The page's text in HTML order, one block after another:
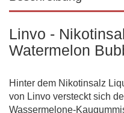
Linvo -
Watermelon
Hinter dem Nikotinsalz
von Linvo versteckt sich
Wassermelone-